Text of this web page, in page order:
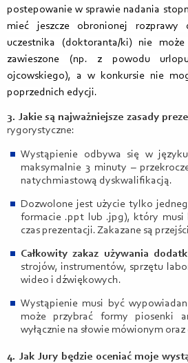
postepowanie w sprawie nadania
mieć jeszcze obronionej
rozprawy
uczestnika (doktoranta/ki) nie
zawieszone (np. z powodu
ojcowskiego), a w konkursie nie
poprzednich edycji.
3. Jakie są najważniejsze zasady
rygorystyczne:
Wystąpienie odbywa się w
maksymalnie 3 minuty –
natychmiastową dyskwalifikacją.
Dozwolone jest użycie tylko
formacie .ppt lub .jpg), który musi
czas prezentacji. Zakazane są
Całkowity zakaz używania
strojów, instrumentów, sprzętu
wideo i dźwiękowych.
Wystąpienie musi być
może przybrać formy piosenki
wyłącznie na słowie mówionym
4. Jak Jury będzie oceniać moje